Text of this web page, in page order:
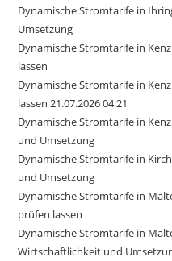
Dynamische Stromtarife in
Umsetzung
Dynamische Stromtarife in
lassen
Dynamische Stromtarife in
lassen 21.07.2026 04:21
Dynamische Stromtarife in
und Umsetzung
Dynamische Stromtarife in
und Umsetzung
Dynamische Stromtarife in
prüfen lassen
Dynamische Stromtarife in
Wirtschaftlichkeit und